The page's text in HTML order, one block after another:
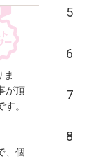
ま
が頂
。
、個
5
6
7
8